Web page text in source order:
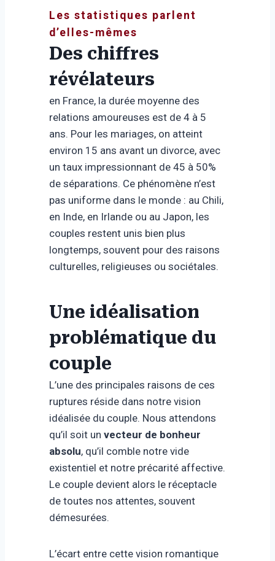
Les statistiques parlent
d’elles-mêmes
Des chiffres
révélateurs
en France, la durée moyenne des
relations amoureuses est de 4 à 5
ans. Pour les mariages, on atteint
environ 15 ans avant un divorce, avec
un taux impressionnant de 45 à 50%
de séparations. Ce phénomène n’est
pas uniforme dans le monde : au Chili,
en Inde, en Irlande ou au Japon, les
couples restent unis bien plus
longtemps, souvent pour des raisons
culturelles, religieuses ou sociétales.
Une idéalisation
problématique du
couple
L’une des principales raisons de ces
ruptures réside dans notre vision
idéalisée du couple. Nous attendons
qu’il soit un vecteur de bonheur
absolu, qu’il comble notre vide
existentiel et notre précarité affective.
Le couple devient alors le réceptacle
de toutes nos attentes, souvent
démesurées.
L’écart entre cette vision romantique